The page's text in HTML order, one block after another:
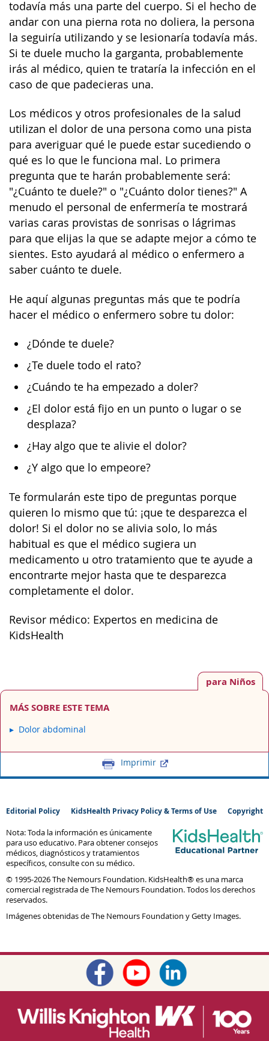
todavía más una parte del cuerpo. Si el hecho de
andar con una pierna rota no doliera, la persona
la seguiría utilizando y se lesionaría todavía más.
Si te duele mucho la garganta, probablemente
irás al médico, quien te trataría la infección en el
caso de que padecieras una.
Los médicos y otros profesionales de la salud
utilizan el dolor de una persona como una pista
para averiguar qué le puede estar sucediendo o
qué es lo que le funciona mal. Lo primera
pregunta que te harán probablemente será:
"¿Cuánto te duele?" o "¿Cuánto dolor tienes?" A
menudo el personal de enfermería te mostrará
varias caras provistas de sonrisas o lágrimas
para que elijas la que se adapte mejor a cómo te
sientes. Esto ayudará al médico o enfermero a
saber cuánto te duele.
He aquí algunas preguntas más que te podría
hacer el médico o enfermero sobre tu dolor:
¿Dónde te duele?
¿Te duele todo el rato?
¿Cuándo te ha empezado a doler?
¿El dolor está fijo en un punto o lugar o se
desplaza?
¿Hay algo que te alivie el dolor?
¿Y algo que lo empeore?
Te formularán este tipo de preguntas porque
quieren lo mismo que tú: ¡que te desparezca el
dolor! Si el dolor no se alivia solo, lo más
habitual es que el médico sugiera un
medicamento u otro tratamiento que te ayude a
encontrarte mejor hasta que te desparezca
completamente el dolor.
Revisor médico: Expertos en medicina de
KidsHealth
para Niños
MÁS SOBRE ESTE TEMA
Dolor abdominal
Imprimir
Editorial Policy KidsHealth Privacy Policy & Terms of Use Copyright
Nota: Toda la información es únicamente
para uso educativo. Para obtener consejos
médicos, diagnósticos y tratamientos
específicos, consulte con su médico.
© 1995-2026 The Nemours Foundation. KidsHealth® es una marca
comercial registrada de The Nemours Foundation. Todos los derechos
reservados.
Imágenes obtenidas de The Nemours Foundation y Getty Images.